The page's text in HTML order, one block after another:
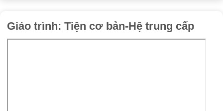
Giáo trình: Tiện cơ bản-Hệ trung cấp